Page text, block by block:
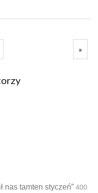
»
nas tamten styczeń” 400